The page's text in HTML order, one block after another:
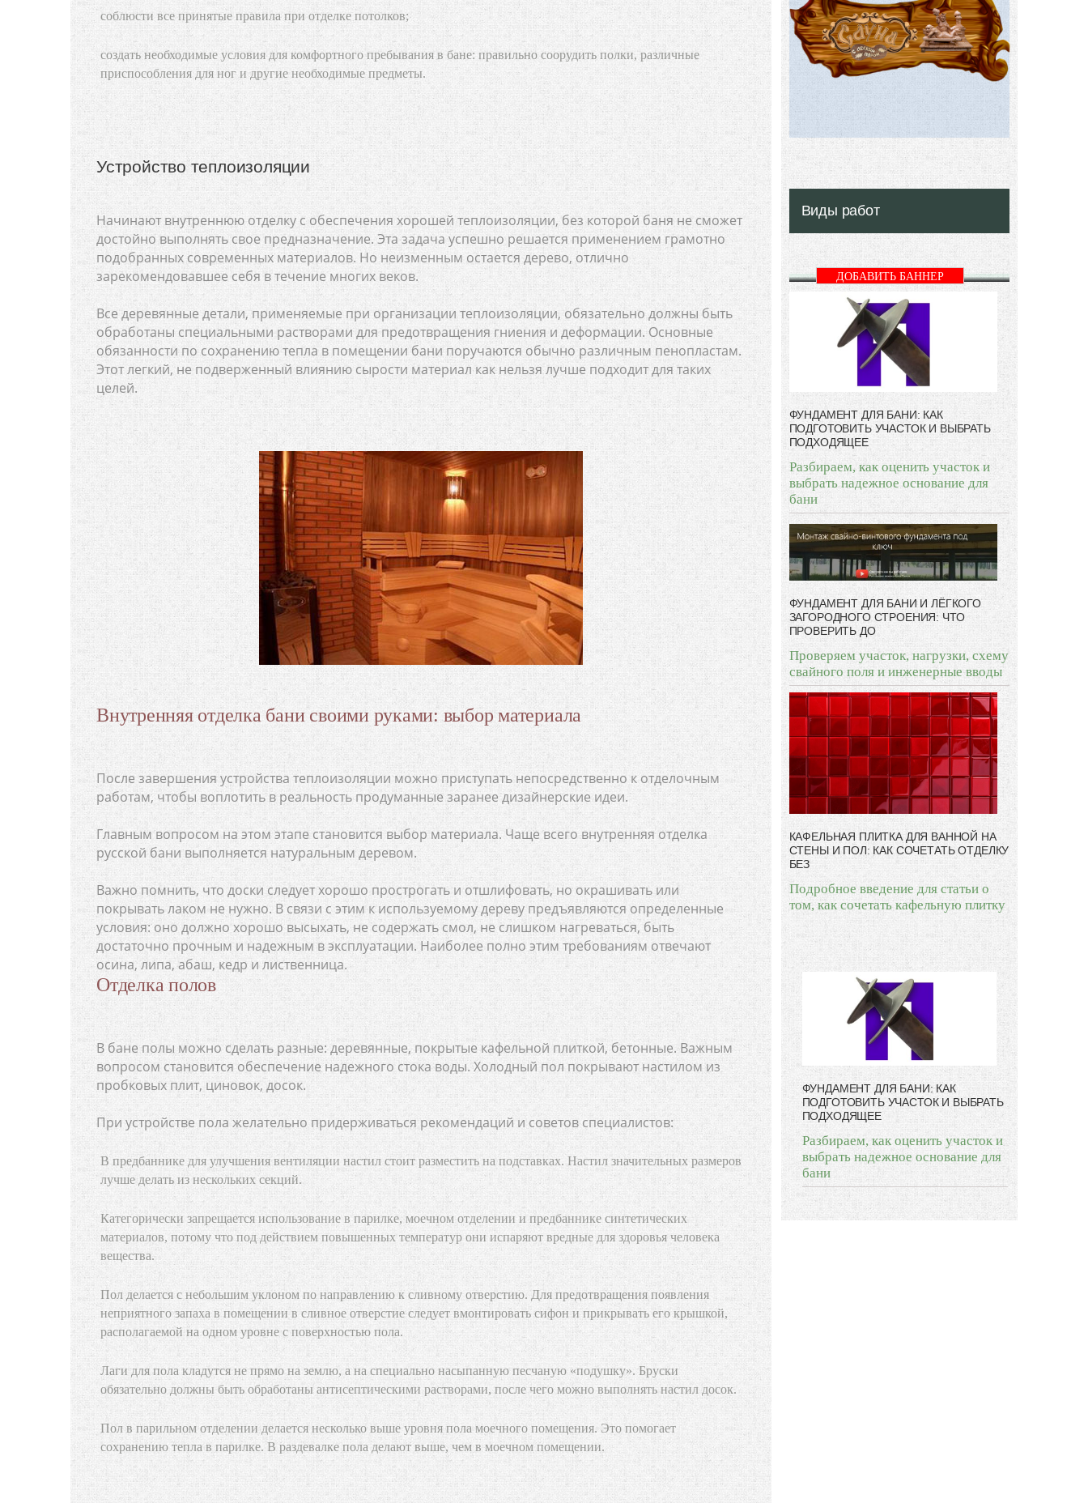
соблюсти все принятые правила при отделке потолков;
создать необходимые условия для комфортного пребывания в бане: правильно соорудить полки, различные
приспособления для ног и другие необходимые предметы.
Устройство теплоизоляции
Начинают внутреннюю отделку с обеспечения хорошей теплоизоляции, без которой баня не сможет
достойно выполнять свое предназначение. Эта задача успешно решается применением грамотно
подобранных современных материалов. Но неизменным остается дерево, отлично
зарекомендовавшее себя в течение многих веков.
Все деревянные детали, применяемые при организации теплоизоляции, обязательно должны быть
обработаны специальными растворами для предотвращения гниения и деформации. Основные
обязанности по сохранению тепла в помещении бани поручаются обычно различным пенопластам.
Этот легкий, не подверженный влиянию сырости материал как нельзя лучше подходит для таких
целей.
Внутренняя отделка бани своими руками: выбор материала
После завершения устройства теплоизоляции можно приступать непосредственно к отделочным
работам, чтобы воплотить в реальность продуманные заранее дизайнерские идеи.
Главным вопросом на этом этапе становится выбор материала. Чаще всего внутренняя отделка
русской бани выполняется натуральным деревом.
Важно помнить, что доски следует хорошо прострогать и отшлифовать, но окрашивать или
покрывать лаком не нужно. В связи с этим к используемому дереву предъявляются определенные
условия: оно должно хорошо высыхать, не содержать смол, не слишком нагреваться, быть
достаточно прочным и надежным в эксплуатации. Наиболее полно этим требованиям отвечают
осина, липа, абаш, кедр и лиственница.
Отделка полов
В бане полы можно сделать разные: деревянные, покрытые кафельной плиткой, бетонные. Важным
вопросом становится обеспечение надежного стока воды. Холодный пол покрывают настилом из
пробковых плит, циновок, досок.
При устройстве пола желательно придерживаться рекомендаций и советов специалистов:
В предбаннике для улучшения вентиляции настил стоит разместить на подставках. Настил значительных размеров
лучше делать из нескольких секций.
Категорически запрещается использование в парилке, моечном отделении и предбаннике синтетических
материалов, потому что под действием повышенных температур они испаряют вредные для здоровья человека
вещества.
Пол делается с небольшим уклоном по направлению к сливному отверстию. Для предотвращения появления
неприятного запаха в помещении в сливное отверстие следует вмонтировать сифон и прикрывать его крышкой,
располагаемой на одном уровне с поверхностью пола.
Лаги для пола кладутся не прямо на землю, а на специально насыпанную песчаную «подушку». Бруски
обязательно должны быть обработаны антисептическими растворами, после чего можно выполнять настил досок.
Пол в парильном отделении делается несколько выше уровня пола моечного помещения. Это помогает
сохранению тепла в парилке. В раздевалке пола делают выше, чем в моечном помещении.
Виды работ
ДОБАВИТЬ БАННЕР
ФУНДАМЕНТ ДЛЯ БАНИ: КАК
ПОДГОТОВИТЬ УЧАСТОК И ВЫБРАТЬ
ПОДХОДЯЩЕЕ
Разбираем, как оценить участок и
выбрать надежное основание для
бани
ФУНДАМЕНТ ДЛЯ БАНИ И ЛЁГКОГО
ЗАГОРОДНОГО СТРОЕНИЯ: ЧТО
ПРОВЕРИТЬ ДО
Проверяем участок, нагрузки, схему
свайного поля и инженерные вводы
КАФЕЛЬНАЯ ПЛИТКА ДЛЯ ВАННОЙ НА
СТЕНЫ И ПОЛ: КАК СОЧЕТАТЬ ОТДЕЛКУ
БЕЗ
Подробное введение для статьи о
том, как сочетать кафельную плитку
ФУНДАМЕНТ ДЛЯ БАНИ: КАК
ПОДГОТОВИТЬ УЧАСТОК И ВЫБРАТЬ
ПОДХОДЯЩЕЕ
Разбираем, как оценить участок и
выбрать надежное основание для
бани